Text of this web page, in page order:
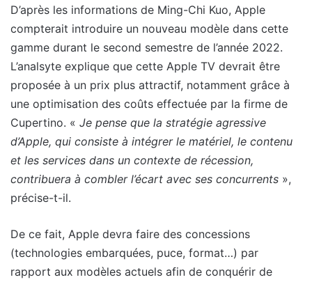
D’après les informations de Ming-Chi Kuo, Apple
compterait introduire un nouveau modèle dans cette
gamme durant le second semestre de l’année 2022.
L’analsyte explique que cette Apple TV devrait être
proposée à un prix plus attractif, notamment grâce à
une optimisation des coûts effectuée par la firme de
Cupertino. « Je pense que la stratégie agressive
d’Apple, qui consiste à intégrer le matériel, le contenu
et les services dans un contexte de récession,
contribuera à combler l’écart avec ses concurrents »,
précise-t-il.
De ce fait, Apple devra faire des concessions
(technologies embarquées, puce, format…) par
rapport aux modèles actuels afin de conquérir de